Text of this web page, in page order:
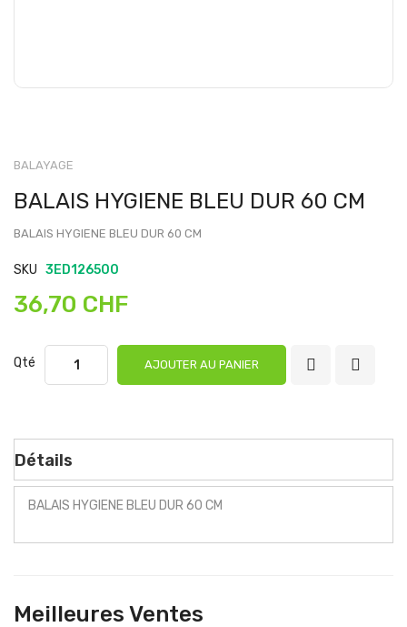
BALAYAGE
BALAIS HYGIENE BLEU DUR 60 CM
BALAIS HYGIENE BLEU DUR 60 CM
SKU 3ED126500
36,70 CHF
Qté AJOUTER AU PANIER
Détails
BALAIS HYGIENE BLEU DUR 60 CM
Meilleures Ventes